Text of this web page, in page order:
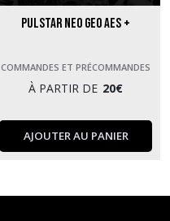
Pulstar Neo Geo AES +
COMMANDES ET PRÉCOMMANDES
À PARTIR DE 20€
AJOUTER AU PANIER